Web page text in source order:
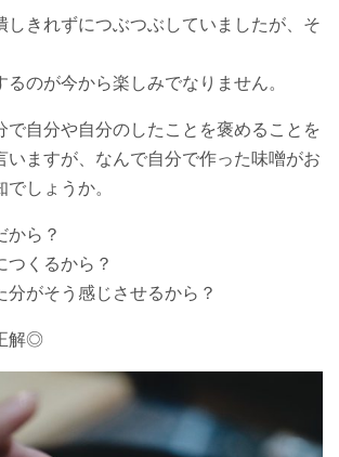
しきれずにつぶつぶしていましたが、そ
のが今から楽しみでなりません。
で自分や自分のしたことを褒めることを
いますが、なんで自分で作った味噌がお
しょうか。
から？
つくるから？
分がそう感じさせるから？
解◎